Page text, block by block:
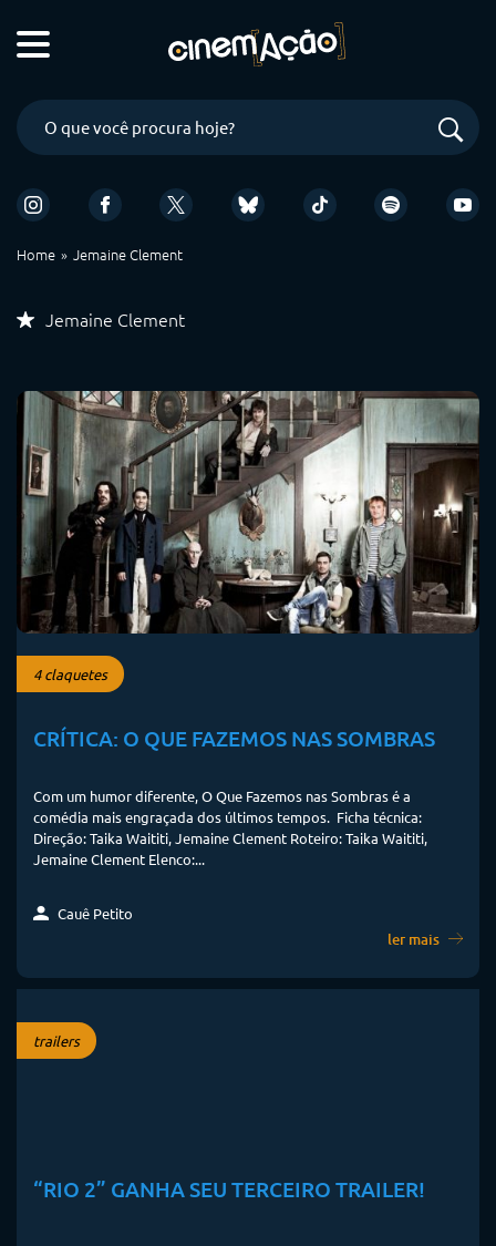
Home Jemaine Clement
Jemaine Clement
4 claquetes
CRÍTICA: O QUE FAZEMOS NAS SOMBRAS
Com um humor diferente, O Que Fazemos nas Sombras é a
comédia mais engraçada dos últimos tempos. Ficha técnica:
Direção: Taika Waititi, Jemaine Clement Roteiro: Taika Waititi,
Jemaine Clement Elenco:...
Cauê Petito
ler mais
trailers
“RIO 2” GANHA SEU TERCEIRO TRAILER!